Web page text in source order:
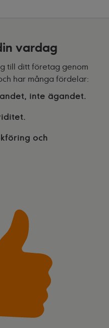
vardag
till ditt företag genom
har många fördelar:
inte ägandet.
och